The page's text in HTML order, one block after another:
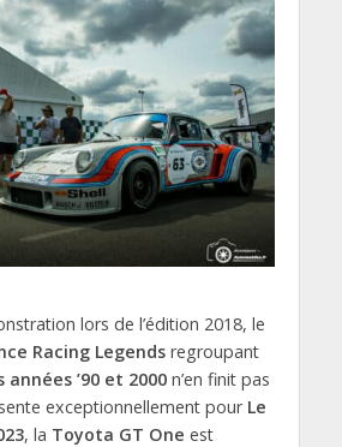
lors de l’édition 2018, le
Racing Legendsregroupant
’90 et 2000n’en finit pas
exceptionnellement pour Le
, la Toyota GT One est